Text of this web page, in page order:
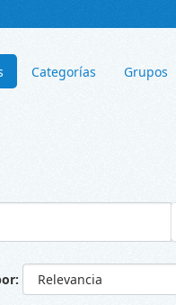
Categorías Grupos